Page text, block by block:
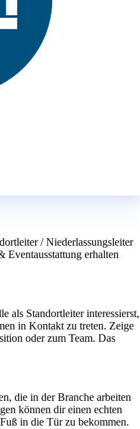
/ Niederlassungsleiter
Eventausstattung erhalten
als Standortleiter interessierst,
in Kontakt zu treten. Zeige
oder zum Team. Das
die in der Branche arbeiten
können dir einen echten
in die Tür zu bekommen.